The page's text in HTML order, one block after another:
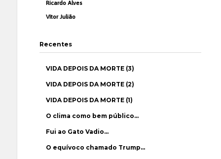
Ricardo Alves
Vítor Julião
Recentes
VIDA DEPOIS DA MORTE (3)
VIDA DEPOIS DA MORTE (2)
VIDA DEPOIS DA MORTE (1)
O clima como bem público…
Fui ao Gato Vadio…
O equívoco chamado Trump…